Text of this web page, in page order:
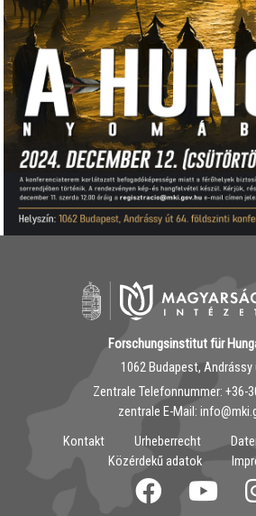
Forschungsinstitut für
1062 Budapest, Andrássy
Zentrale Telefonnummer: ‭+36-
zentrale E-Mail:
Kontakt
Urheberrecht
Közérdekű adatok